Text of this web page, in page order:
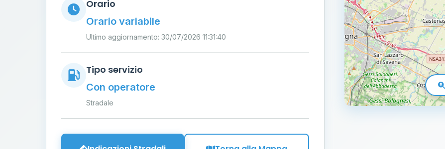
Orario
Orario variabile
Ultimo aggiornamento: 30/07/2026 11:31:40
Tipo servizio
Con operatore
Stradale